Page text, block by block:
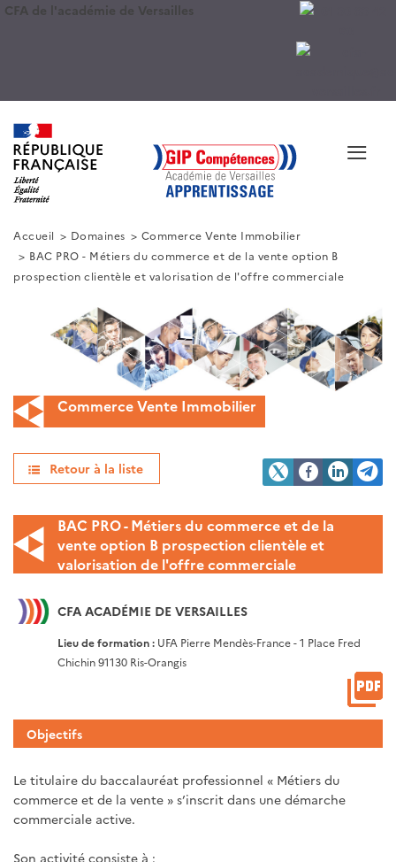
CFA de l'académie de Versailles
≡
Accueil Domaines
Commerce Vente Immobilier
BAC PRO - Métiers du commerce et de la vente option B
prospection clientèle et valorisation de l'offre commerciale
Commerce Vente Immobilier
Retour à la liste
BAC PRO - Métiers du commerce et de la
vente option B prospection clientèle et
valorisation de l'offre commerciale
CFA ACADÉMIE DE VERSAILLES
Lieu de formation : UFA Pierre Mendès-France - 1 Place Fred
Chichin 91130 Ris-Orangis
Objectifs
Le titulaire du baccalauréat professionnel « Métiers du
commerce et de la vente » s’inscrit dans une démarche
commerciale active.
Son activité consiste à :